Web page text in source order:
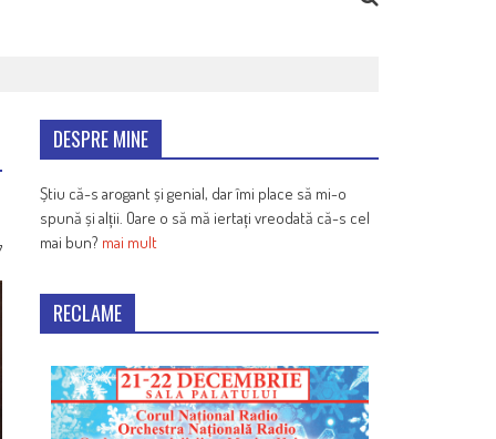
DESPRE MINE
Știu că-s arogant și genial, dar îmi place să mi-o
spună și alții. Oare o să mă iertați vreodată că-s cel
mai bun? mai mult
RECLAME